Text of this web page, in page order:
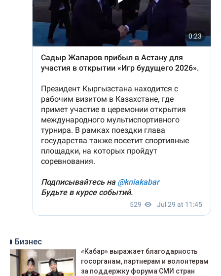
Бизнес
«Кабар» выражает благодарность
госорганам, партнерам и волонтерам
за поддержку форума СМИ стран